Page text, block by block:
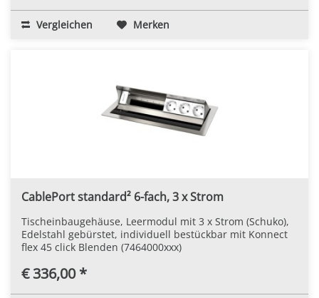
Vergleichen Merken
CablePort standard² 6-fach, 3 x Strom
Tischeinbaugehäuse, Leermodul mit 3 x Strom (Schuko),
Edelstahl gebürstet, individuell bestückbar mit Konnect
flex 45 click Blenden (7464000xxx)
€ 336,00 *